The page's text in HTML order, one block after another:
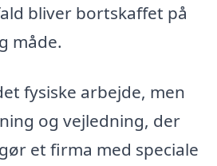
bliver bortskaffet på
måde.
fysiske arbejde, men
og vejledning, der
et firma med speciale